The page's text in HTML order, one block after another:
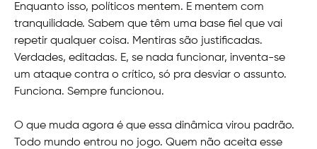
Enquanto isso, políticos mentem. E mentem com
tranquilidade. Sabem que têm uma base fiel que vai
repetir qualquer coisa. Mentiras são justificadas.
Verdades, editadas. E, se nada funcionar, inventa-se
um ataque contra o crítico, só pra desviar o assunto.
Funciona. Sempre funcionou.
O que muda agora é que essa dinâmica virou padrão.
Todo mundo entrou no jogo. Quem não aceita esse